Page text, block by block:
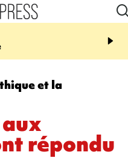
15:03
VASTE
DANS L'OUEST DU
et la
répondu